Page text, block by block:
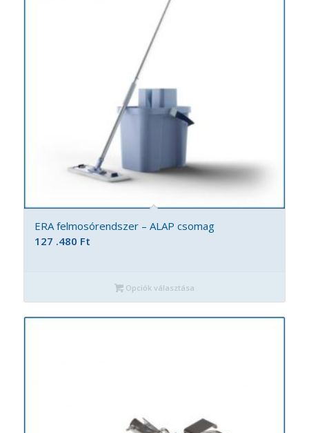
ERA felmosórendszer – ALAP csomag
127 .480 Ft
Opciók választása